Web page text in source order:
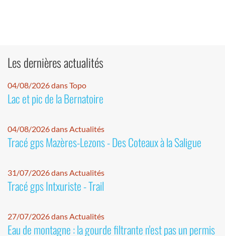
Les dernières actualités
04/08/2026 dans Topo
Lac et pic de la Bernatoire
04/08/2026 dans Actualités
Tracé gps Mazères-Lezons - Des Coteaux à la Saligue
31/07/2026 dans Actualités
Tracé gps Intxuriste - Trail
27/07/2026 dans Actualités
Eau de montagne : la gourde filtrante n'est pas un permis